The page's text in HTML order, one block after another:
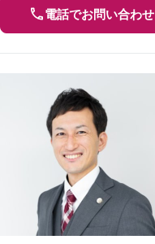
電話でお問い合わせ